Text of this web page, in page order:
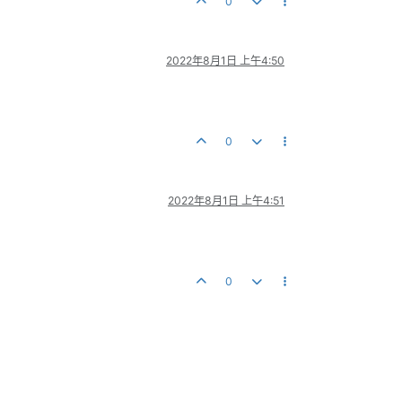
2022年8月1日 上午4:50
0
2022年8月1日 上午4:51
0